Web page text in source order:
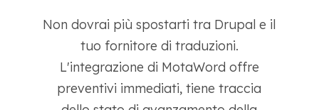
Non dovrai più spostarti tra Drupal e il
tuo fornitore di traduzioni.
L'integrazione di MotaWord offre
preventivi immediati, tiene traccia